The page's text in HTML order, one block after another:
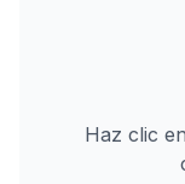
Haz clic